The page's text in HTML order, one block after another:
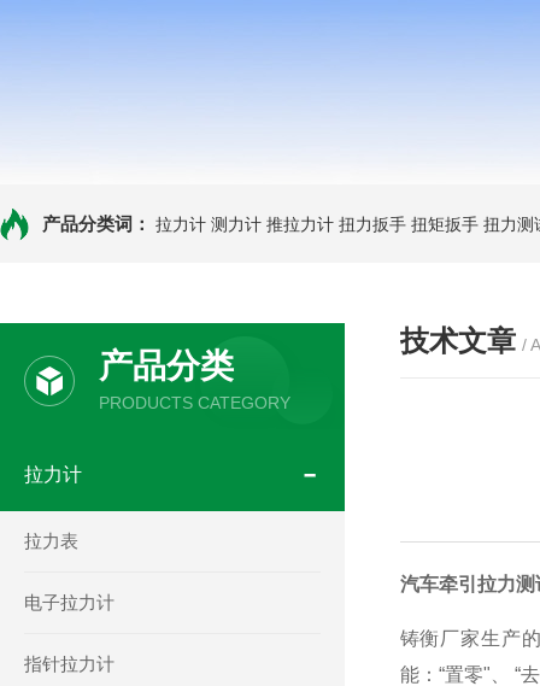
产品分类词： 拉力计 测力计 推拉力计 扭力扳手 扭矩扳手 扭力测
产品分类
PRODUCTS CATEGORY
拉力计
拉力表
电子拉力计
指针拉力计
技术文章 /
汽车牵引拉力
铸衡厂家生产
能：“置零"、 “